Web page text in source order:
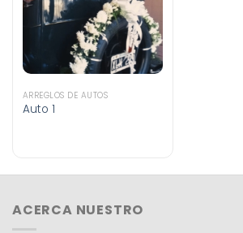
ARREGLOS DE AUTOS
Auto 1
ACERCA NUESTRO